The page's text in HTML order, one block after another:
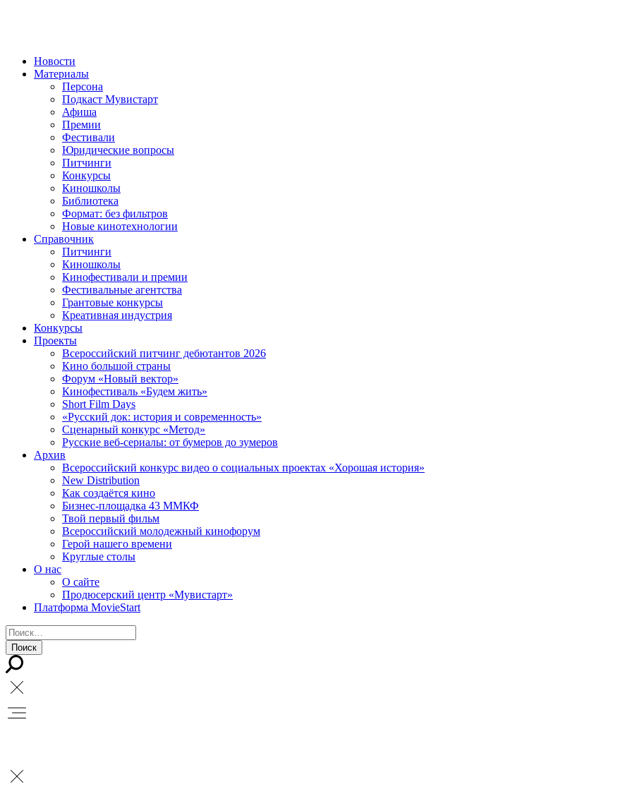
Новости
Материалы
Персона
Подкаст Мувистарт
Афиша
Премии
Фестивали
Юридические вопросы
Питчинги
Конкурсы
Киношколы
Библиотека
Формат: без фильтров
Новые кинотехнологии
Справочник
Питчинги
Киношколы
Кинофестивали и премии
Фестивальные агентства
Грантовые конкурсы
Креативная индустрия
Конкурсы
Проекты
Всероссийский питчинг дебютантов 2026
Кино большой страны
Форум «Новый вектор»
Кинофестиваль «Будем жить»
Short Film Days
«Русский док: история и современность»
Сценарный конкурс «Метод»
Русские веб-сериалы: от бумеров до зумеров
Архив
Всероссийский конкурс видео о социальных проектах «Хорошая история»
New Distribution
Как создаётся кино
Бизнес-площадка 43 ММКФ
Твой первый фильм
Всероссийский молодежный кинофорум
Герой нашего времени
Круглые столы
О нас
О сайте
Продюсерский центр «Мувистарт»
Платформа MovieStart